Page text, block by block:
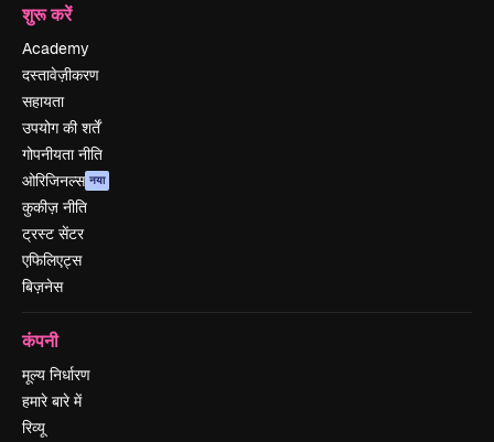
शुरू करें
Academy
दस्तावेज़ीकरण
सहायता
उपयोग की शर्तें
गोपनीयता नीति
ओरिजिनल्स नया
कुकीज़ नीति
ट्रस्ट सेंटर
एफिलिएट्स
बिज़नेस
कंपनी
मूल्य निर्धारण
हमारे बारे में
रिव्यू